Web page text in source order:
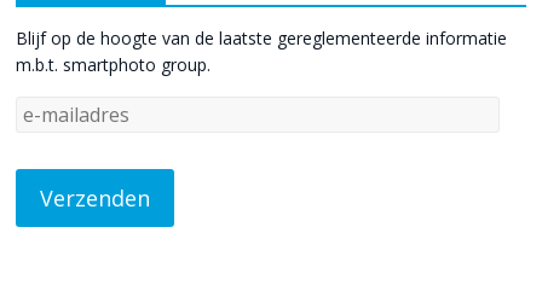
Blijf op de hoogte van de laatste gereglementeerde informatie
m.b.t. smartphoto group.